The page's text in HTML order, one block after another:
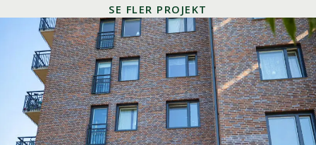
SE FLER PROJEKT